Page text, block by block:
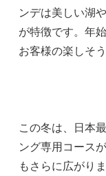
ンデは美しい湖
が特徴です。年
お客様の楽しそ
この冬は、日本
ング専用コース
もさらに広がりま